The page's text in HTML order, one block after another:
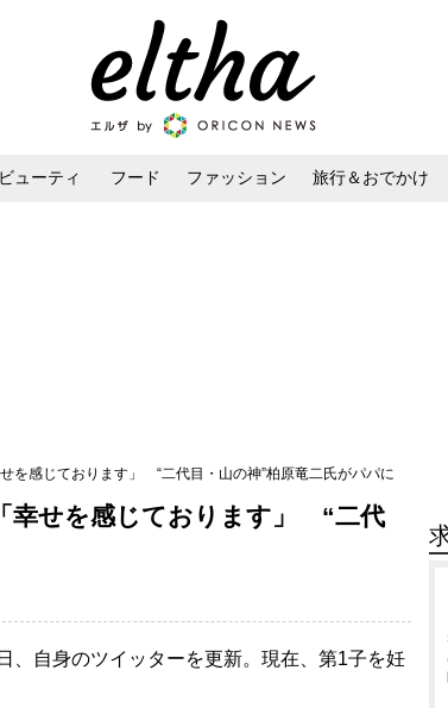
ビューティ フード ファッション 旅行＆おでかけ
を感じております」 “二代目・山の神”柏原竜二氏がパパに
幸せを感じております」 “二代
自身のツイッターを更新。現在、第1子を妊